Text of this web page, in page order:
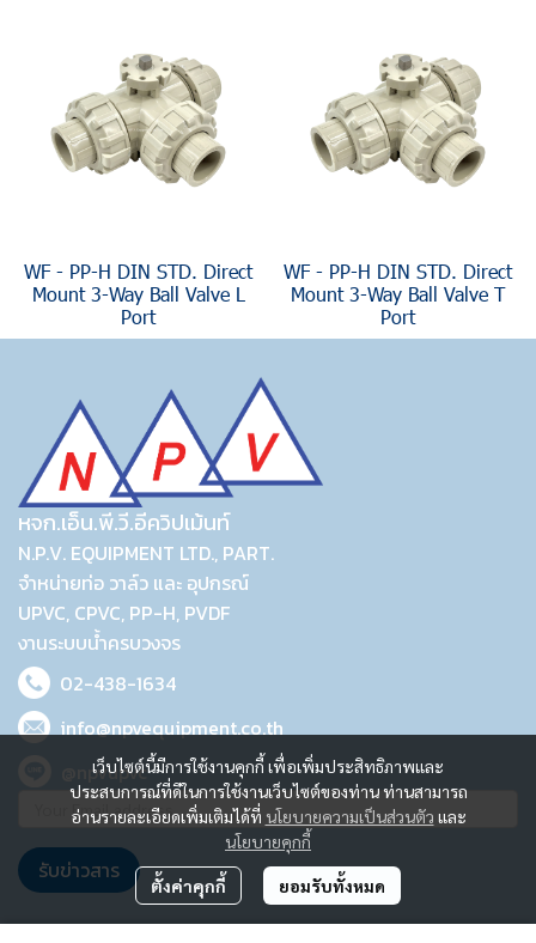
WF - PP-H DIN STD. Direct
Mount 3-Way Ball Valve L
Port
WF - PP-H DIN STD. Direct
Mount 3-Way Ball Valve T
Port
เว็บไซต์นี้มีการใช้งานคุกกี้ เพื่อเพิ่มประสิทธิภาพและ
ประสบการณ์ที่ดีในการใช้งานเว็บไซต์ของท่าน ท่านสามารถ
อ่านรายละเอียดเพิ่มเติมได้ที่ นโยบายความเป็นส่วนตัว และ
นโยบายคุกกี้
ตั้งค่าคุกกี้ ยอมรับทั้งหมด
หจก.เอ็น.พี.วี.อีควิปเม้นท์
N.P.V. EQUIPMENT LTD., PART.
จำหน่ายท่อ วาล์ว และ อุปกรณ์
UPVC, CPVC, PP-H, PVDF
งานระบบน้ำครบวงจร
02-438-1634
info@npvequipment.co.th
@npvupvc
รับข่าวสาร